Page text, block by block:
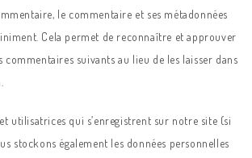
le commentaire et ses métadonnées
Cela permet de reconnaître et approuver
suivants au lieu de les laisser dans
utilisatrices qui s’enregistrent sur notre site (si
stockons également les données personnelles